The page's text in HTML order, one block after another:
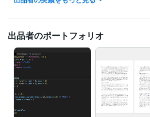
資格・検定
実用英語技能検定準1級（準2級、2級も所持）
G資格 取得年 : 2020年
IoT検定 ユーザー試験 パワー・ユーザー
セキュリティ・スペシャリスト試験 取得年 :
中国語検定２級 取得年 : 2019年
経営学検定 初級（96点） 取得年 : 2021年
統計検定データサイエンス発展 取得年 : 2021年
得意分野
出品者のポートフォリオ